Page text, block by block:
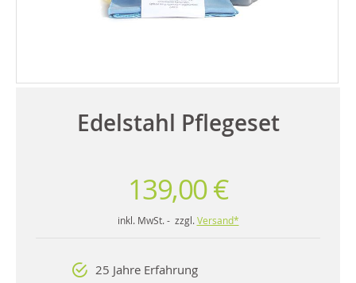
Edelstahl Pflegeset
139,00 €
inkl. MwSt. - zzgl. Versand*
25 Jahre Erfahrung